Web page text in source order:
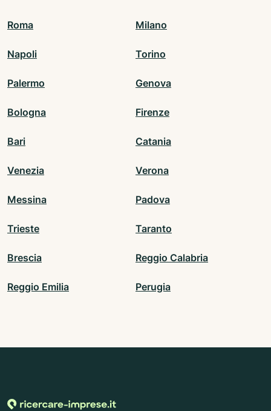
Roma Milano
Napoli Torino
Palermo Genova
Bologna Firenze
Bari Catania
Venezia Verona
Messina Padova
Trieste Taranto
Brescia Reggio Calabria
Reggio Emilia Perugia